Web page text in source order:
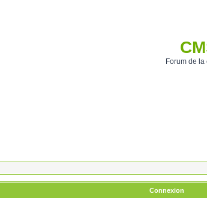
Forum de
Connexion